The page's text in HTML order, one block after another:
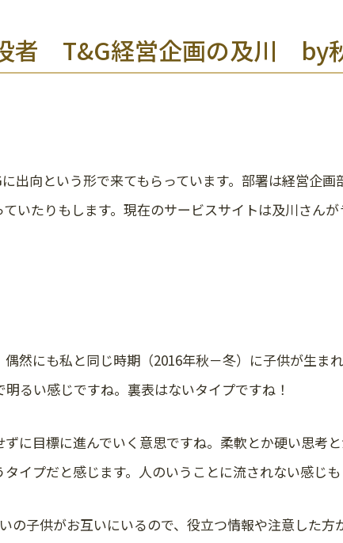
者 T&G経営企画の及川 by
出向という形で来てもらっています。部署は経営企
いたりもします。現在のサービスサイトは及川さん
然にも私と同じ時期（2016年秋－冬）に子供が生ま
るい感じですね。裏表はないタイプですね！
に目標に進んでいく意思ですね。柔軟とか硬い思考
イプだと感じます。人のいうことに流されない感じ
の子供がお互いにいるので、役立つ情報や注意した